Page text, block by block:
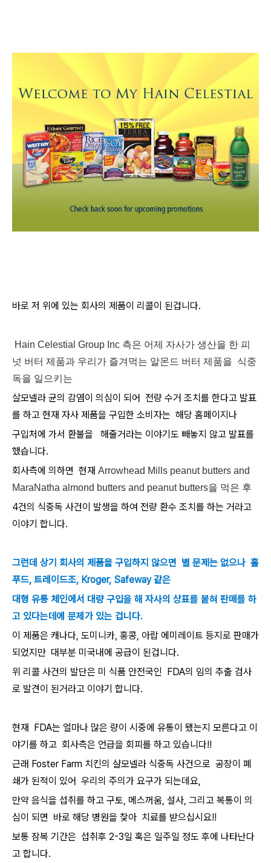
바로 저 위에 있는 회사의 제품이 리콜이 된겁니다.
Hain Celestial Group Inc 측은 어제 자사가 생산을 한 피
넛 버터 제품과 우리가 즐겨먹는 알몬드 버터 제품을 식중
독을 일으키는
살모넬라 균의 감염이 의심이 되어 전량 수거 조치를 한다고 발표
를 하고 현재 자사 제품을 구입한 소비자는 해당 홈페이지나
구입처에 가서 환불을 해줄거라는 이야기도 빼놓지 않고 발표를
했습니다.
회사측에 의하면 현재 ​ Arrowhead Mills peanut butters and
MaraNatha almond butters and peanut butters을 먹은 후
4건의 식중독 사건이 발생을 하여 전량 환수 조치를 하는 거라고
이야기 합니다.
그런데 상기 회사의 제품을 구입하지 않으면 ​ 별 문제는 없으나 홀
푸드, 트레이드조, Kroger, Safeway 같은
대형 유통 체인에서 대량 구입을 해 자사의 상표를 붙혀 판매를 하
고 있다는데에 문제가 있는 겁니다.
이 제품은 캐나다, 도미니카, 홍콩, 아랍 에미레이트 등지로 판매가
되었지만 대부분 미국내에 공급이 된겁니다.
위 리콜 사건의 발단은 미 식품 안전국인 FDA의 임의 추출 검사
로 발견이 된거라고 이야기 합니다.
현재 FDA는 얼마나 많은 량이 시중에 유통이 됐는지 모른다고 이
야기를 하고 회사측은 언급을 회피를 하고 있습니다!!
근래 Foster Farm 치킨의 샬모넬라 식중독 사건으로 공장이 폐
쇄가 된적이 있어 우리의 주의가 요구가 되는데요,
만약 음식을 섭취를 하고 구토, 메스꺼움, 설사, 그리고 복통이 의
심이 되면 바로 해당 병원을 찿아 치료를 받으십시요!!
보통 잠복 기간은 섭취후 2-3일 혹은 일주일 정도 후에 나타난다
고 합니다.